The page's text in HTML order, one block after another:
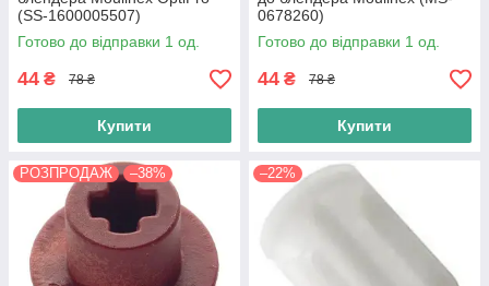
(SS-1600005507)
Готово до відправки 1 од.
44 ₴ 78 ₴
Купити
0678260)
Готово до відправки 1 од.
44 ₴ 78 ₴
Купити
РОЗПРОДАЖ –38% –22%